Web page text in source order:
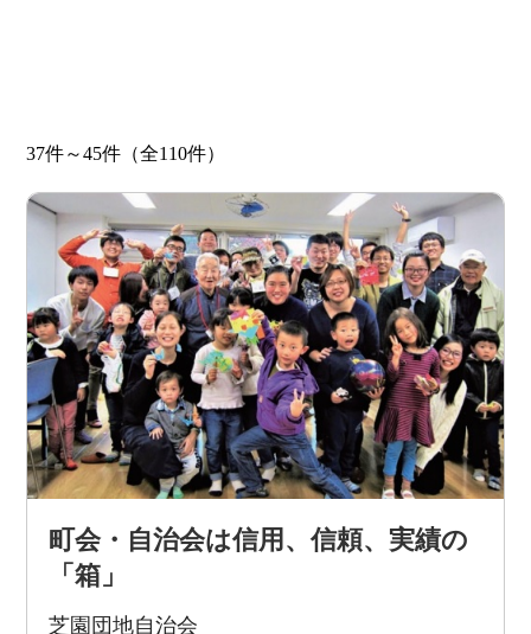
37件～45件（全110件）
町会・自治会は信用、信頼、実績の
「箱」
芝園団地自治会